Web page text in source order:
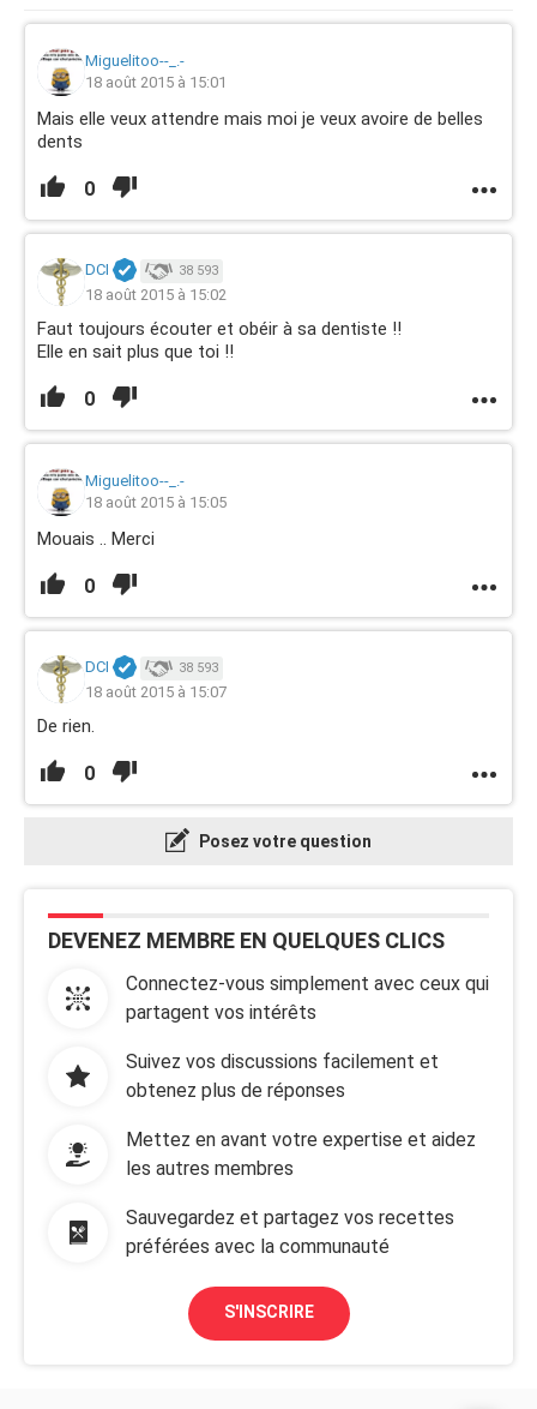
Miguelitoo--_.-
18 août 2015 à 15:01
Mais elle veux attendre mais moi je veux avoire de belles
dents
0
DCI 38 593
18 août 2015 à 15:02
Faut toujours écouter et obéir à sa dentiste !!
Elle en sait plus que toi !!
0
Miguelitoo--_.-
18 août 2015 à 15:05
Mouais .. Merci
0
DCI 38 593
18 août 2015 à 15:07
De rien.
0
Posez votre question
DEVENEZ MEMBRE EN QUELQUES CLICS
Connectez-vous simplement avec ceux qui
partagent vos intérêts
Suivez vos discussions facilement et
obtenez plus de réponses
Mettez en avant votre expertise et aidez
les autres membres
Sauvegardez et partagez vos recettes
préférées avec la communauté
S'INSCRIRE